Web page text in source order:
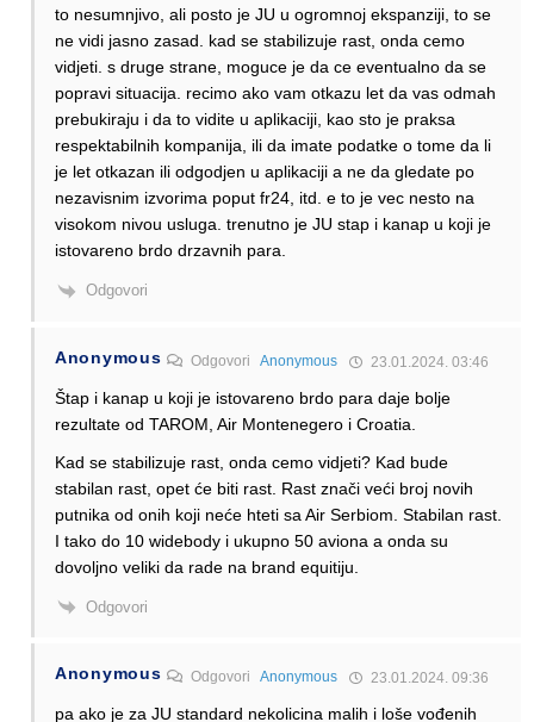
to nesumnjivo, ali posto je JU u ogromnoj ekspanziji, to se
ne vidi jasno zasad. kad se stabilizuje rast, onda cemo
vidjeti. s druge strane, moguce je da ce eventualno da se
popravi situacija. recimo ako vam otkazu let da vas odmah
prebukiraju i da to vidite u aplikaciji, kao sto je praksa
respektabilnih kompanija, ili da imate podatke o tome da li
je let otkazan ili odgodjen u aplikaciji a ne da gledate po
nezavisnim izvorima poput fr24, itd. e to je vec nesto na
visokom nivou usluga. trenutno je JU stap i kanap u koji je
istovareno brdo drzavnih para.
Odgovori
Anonymous OdgovoriAnonymous 23.01.2024. 03:46
Štap i kanap u koji je istovareno brdo para daje bolje
rezultate od TAROM, Air Montenegero i Croatia.
Kad se stabilizuje rast, onda cemo vidjeti? Kad bude
stabilan rast, opet će biti rast. Rast znači veći broj novih
putnika od onih koji neće hteti sa Air Serbiom. Stabilan rast.
I tako do 10 widebody i ukupno 50 aviona a onda su
dovoljno veliki da rade na brand equitiju.
Odgovori
Anonymous OdgovoriAnonymous 23.01.2024. 09:36
pa ako je za JU standard nekolicina malih i loše vođenih